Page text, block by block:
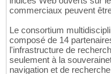
commerciaux peuvent
Le consortium
composé de 14
l'infrastructure de
seulement à la
navigation et de